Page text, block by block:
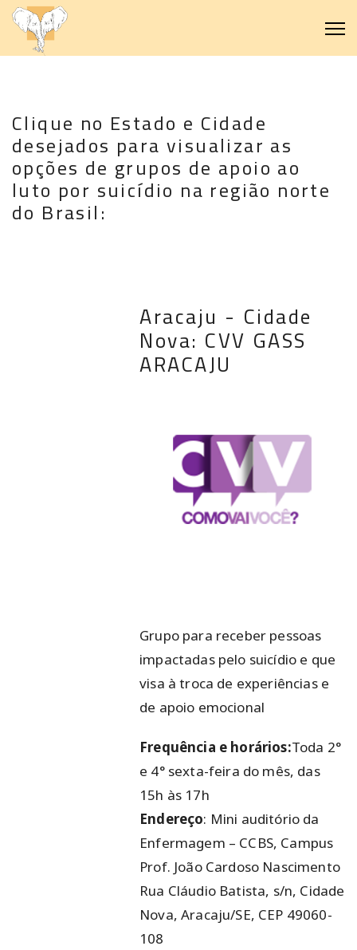
Clique no Estado e Cidade
desejados para visualizar as
opções de grupos de apoio ao
luto por suicídio na região norte
do Brasil:
Aracaju - Cidade
Nova: CVV GASS
ARACAJU
Grupo para receber pessoas
impactadas pelo suicídio e que
visa à troca de experiências e
de apoio emocional
Frequência e horários:Toda 2°
e 4° sexta-feira do mês, das
15h às 17h
Endereço: Mini auditório da
Enfermagem – CCBS, Campus
Prof. João Cardoso Nascimento
Rua Cláudio Batista, s/n, Cidade
Nova, Aracaju/SE, CEP 49060-
108